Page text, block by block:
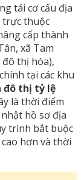
tái cơ cấu địa
thuộc
cấp thành
xã Tam
thị hóa),
tại các khu
đô thị tỷ lệ
là thời điểm
hồ sơ địa
trình bắt buộc
hơn và thời